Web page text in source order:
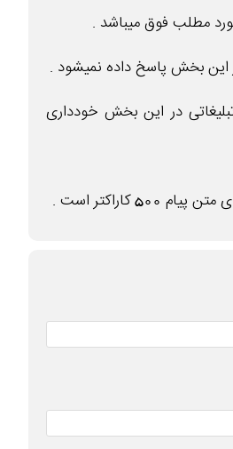
مورد مطلب فوق میباشد .
این بخش پاسخ داده نمیشود .
در این بخش خودداری
کاراکتر است .